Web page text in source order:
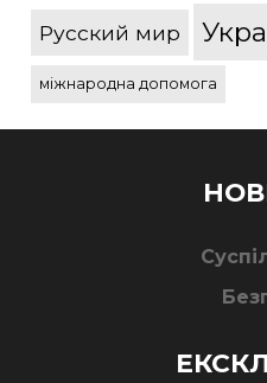
Русский мир
міжнародна допомога